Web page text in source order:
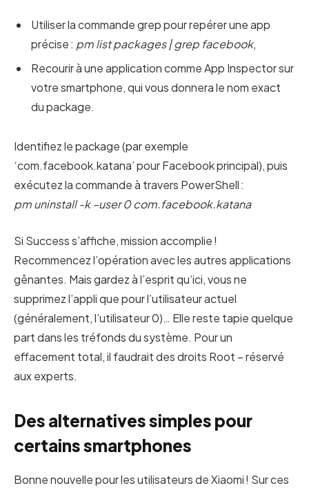
Utiliser la commande grep pour repérer une app
précise : pm list packages | grep facebook,
Recourir à une application comme App Inspector sur
votre smartphone, qui vous donnera le nom exact
du package.
Identifiez le package (par exemple
‘com.facebook.katana’ pour Facebook principal), puis
exécutez la commande à travers PowerShell :
pm uninstall -k –user 0 com.facebook.katana
Si Success s’affiche, mission accomplie !
Recommencez l’opération avec les autres applications
gênantes. Mais gardez à l’esprit qu’ici, vous ne
supprimez l’appli que pour l’utilisateur actuel
(généralement, l’utilisateur 0)… Elle reste tapie quelque
part dans les tréfonds du système. Pour un
effacement total, il faudrait des droits Root – réservé
aux experts.
Des alternatives simples pour
certains smartphones
Bonne nouvelle pour les utilisateurs de Xiaomi ! Sur ces